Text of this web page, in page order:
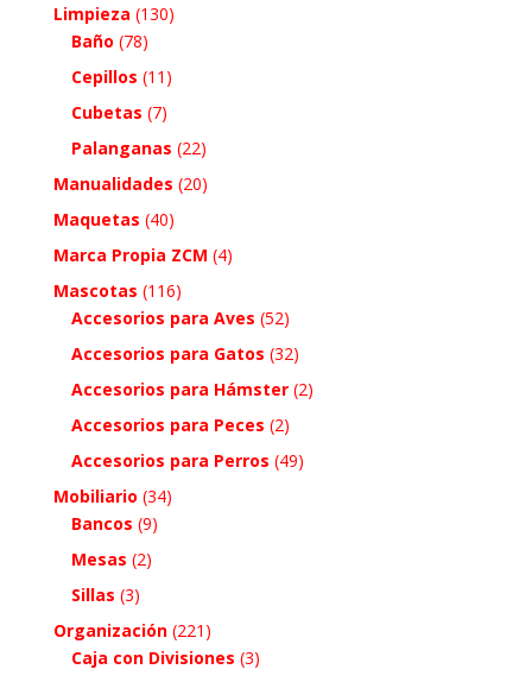
Limpieza (130)
Baño (78)
Cepillos (11)
Cubetas (7)
Palanganas (22)
Manualidades (20)
Maquetas (40)
Marca Propia ZCM (4)
Mascotas (116)
Accesorios para Aves (52)
Accesorios para Gatos (32)
Accesorios para Hámster (2)
Accesorios para Peces (2)
Accesorios para Perros (49)
Mobiliario (34)
Bancos (9)
Mesas (2)
Sillas (3)
Organización (221)
Caja con Divisiones (3)